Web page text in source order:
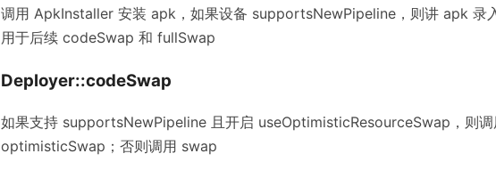
调用 ApkInstaller 安装 apk，如果设备 supportsNewPipeline，则讲 apk 录
用于后续 codeSwap 和 fullSwap
Deployer::codeSwap
如果支持 supportsNewPipeline 且开启 useOptimisticResourceSwap，则调
optimisticSwap；否则调用 swap